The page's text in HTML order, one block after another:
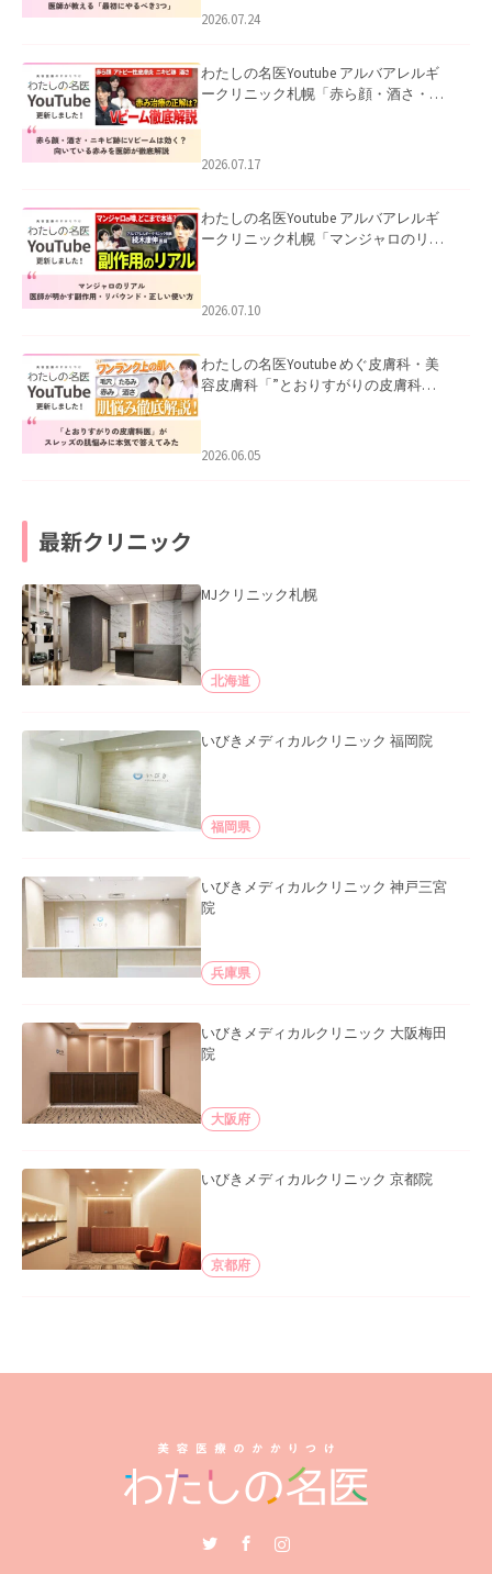
た。
2026.07.24
わたしの名医Youtube アルバアレルギ
ークリニック札幌「赤ら顔・酒さ・ニ
した。
2026.07.17
わたしの名医Youtube アルバアレルギ
ークリニック札幌「マンジャロのリア
た。
2026.07.10
わたしの名医Youtube めぐ皮膚科・美
容皮膚科「”とおりすがりの皮膚科
2026.06.05
最新クリニック
MJクリニック札幌
北海道
いびきメディカルクリニック 福岡院
福岡県
いびきメディカルクリニック 神戸三宮
院
兵庫県
いびきメディカルクリニック 大阪梅田
院
大阪府
いびきメディカルクリニック 京都院
京都府
Instagram